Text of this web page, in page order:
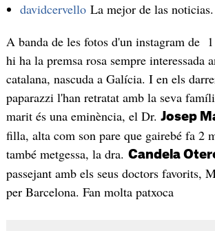
davidcervelloLa mejor de las noticias.
A banda de les fotos d'un instagram de
hi ha la premsa rosa sempre interessada
catalana, nascuda a Galícia. I en els
paparazzi l'han retratat amb la seva
marit és una eminència, el Dr. Josep
filla, alta com son pare que gairebé fa 2
també metgessa, la dra. Candela
passejant amb els seus doctors favorits,
per Barcelona. Fan molta patxoca